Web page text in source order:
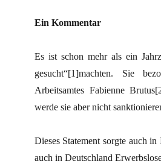
Ein Kommentar
Es ist schon mehr als ein
gesucht“[1]machten. Sie
Arbeitsamtes Fabienne
werde sie aber nicht
Dieses Statement sorgte auch
auch in Deutschland